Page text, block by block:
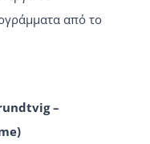
από το
–